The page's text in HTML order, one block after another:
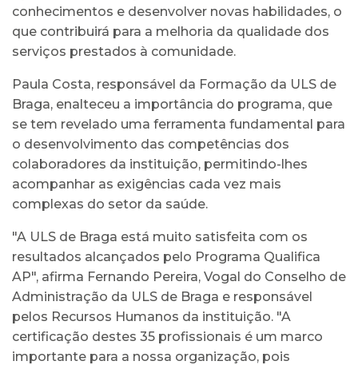
conhecimentos e desenvolver novas habilidades, o
que contribuirá para a melhoria da qualidade dos
serviços prestados à comunidade.
Paula Costa, responsável da Formação da ULS de
Braga, enalteceu a importância do programa, que
se tem revelado uma ferramenta fundamental para
o desenvolvimento das competências dos
colaboradores da instituição, permitindo-lhes
acompanhar as exigências cada vez mais
complexas do setor da saúde.
"A ULS de Braga está muito satisfeita com os
resultados alcançados pelo Programa Qualifica
AP", afirma Fernando Pereira, Vogal do Conselho de
Administração da ULS de Braga e responsável
pelos Recursos Humanos da instituição. "A
certificação destes 35 profissionais é um marco
importante para a nossa organização, pois